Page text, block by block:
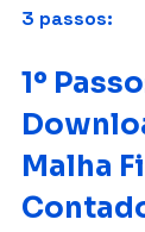
3 passos:
1º
Malha